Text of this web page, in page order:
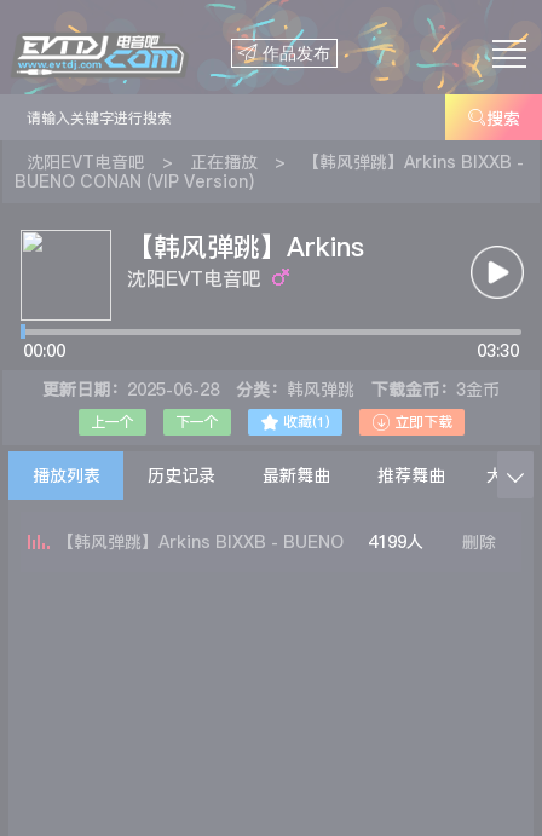
作品发布
搜索
沈阳EVT电音吧 > 正在播放 >
【韩风弹跳】Arkins BIXXB -
BUENO CONAN (VIP Version)
【韩风弹跳】Arkins
BIXXB - BUENO CONAN
沈阳EVT电音吧
00:00
03:30
更新日期： 2025-06-28 分类： 韩风弹跳 下载金币： 3金币
上一个 下一个  收藏(1 )  立即下载
播放列表 历史记录 最新舞曲 推荐舞曲 大家在

【韩风弹跳】Arkins BIXXB - BUENO 4199人 删除